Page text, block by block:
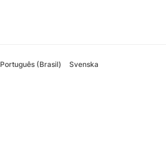
Português (Brasil) Svenska